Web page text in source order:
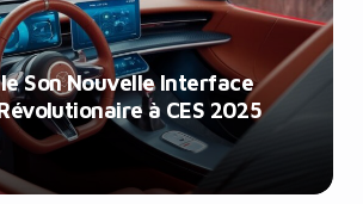
Son Nouvelle Interface
à CES 2025